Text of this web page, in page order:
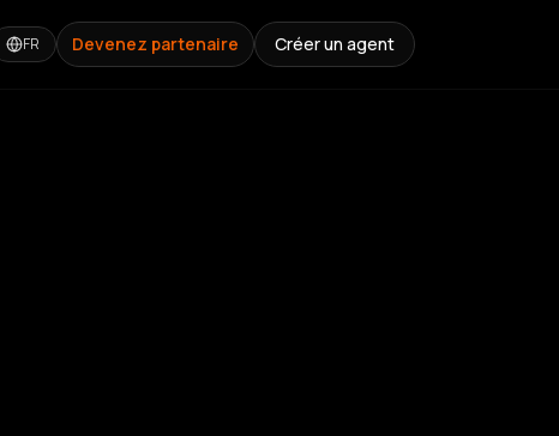
FR Devenez partenaire Créer un agent